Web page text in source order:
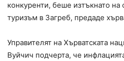
конкуренти, беше изтъкнато
туризъм в Загреб, предаде
Управителят на Хърватската
Вуйчич подчерта, че